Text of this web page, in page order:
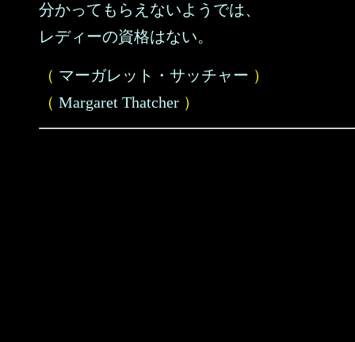
分かってもらえないようでは、
レディーの資格はない。
（ マーガレット・サッチャー ）
（ Margaret Thatcher ）